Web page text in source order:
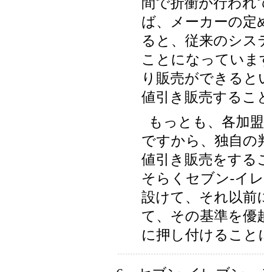
ば、メーカーの定
ると、従来のシス
ことになっていま
り販売ができる
値引き販売するこ
もっとも、各加
ですから、独自の
値引き販売をする
そらくセブン-イ
設けて、それ以前
て、その基準を優
に押し付けるこ